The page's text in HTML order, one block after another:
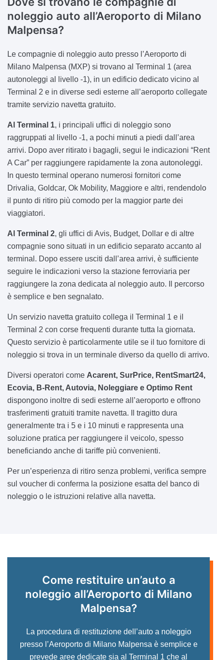
noleggio auto all’Aeroporto di Milano
Malpensa?
Le compagnie di noleggio auto presso l’Aeroporto di
Milano Malpensa (MXP) si trovano al Terminal 1 (area
autonoleggi al livello -1), in un edificio dedicato vicino al
Terminal 2 e in diverse sedi esterne all’aeroporto collegate
tramite servizio navetta gratuito.
Al Terminal 1, i principali uffici di noleggio sono
raggruppati al livello -1, a pochi minuti a piedi dall’area
arrivi. Dopo aver ritirato i bagagli, segui le indicazioni “Rent
A Car” per raggiungere rapidamente la zona autonoleggi.
In questo terminal operano numerosi fornitori come
Drivalia, Goldcar, Ok Mobility, Maggiore e altri, rendendolo
il punto di ritiro più comodo per la maggior parte dei
viaggiatori.
Al Terminal 2, gli uffici di Avis, Budget, Dollar e di altre
compagnie sono situati in un edificio separato accanto al
terminal. Dopo essere usciti dall’area arrivi, è sufficiente
seguire le indicazioni verso la stazione ferroviaria per
raggiungere la zona dedicata al noleggio auto. Il percorso
è semplice e ben segnalato.
Un servizio navetta gratuito collega il Terminal 1 e il
Terminal 2 con corse frequenti durante tutta la giornata.
Questo servizio è particolarmente utile se il tuo fornitore di
noleggio si trova in un terminale diverso da quello di arrivo.
Diversi operatori come Acarent, SurPrice, RentSmart24,
Ecovia, B-Rent, Autovia, Noleggiare e Optimo Rent
dispongono inoltre di sedi esterne all’aeroporto e offrono
trasferimenti gratuiti tramite navetta. Il tragitto dura
generalmente tra i 5 e i 10 minuti e rappresenta una
soluzione pratica per raggiungere il veicolo, spesso
beneficiando anche di tariffe più convenienti.
Per un’esperienza di ritiro senza problemi, verifica sempre
sul voucher di conferma la posizione esatta del banco di
noleggio o le istruzioni relative alla navetta.
Come restituire un’auto a
noleggio all’Aeroporto di Milano
Malpensa?
La procedura di restituzione dell’auto a noleggio
presso l’Aeroporto di Milano Malpensa è semplice e
prevede aree dedicate sia al Terminal 1 che al